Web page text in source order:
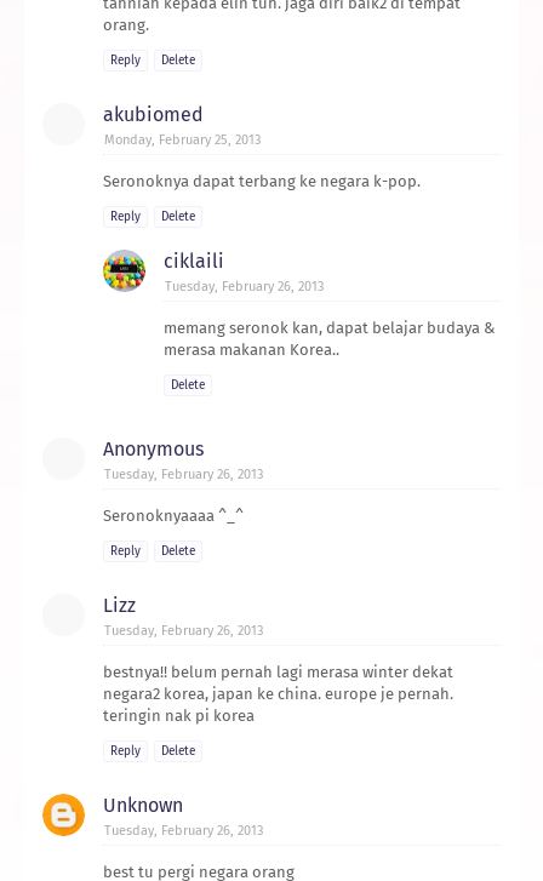
orang.
Reply Delete
akubiomed
Monday, February 25, 2013
Seronoknya dapat terbang ke negara k-pop.
Reply Delete
ciklaili
Tuesday, February 26, 2013
memang seronok kan, dapat belajar budaya &
merasa makanan Korea..
Delete
Anonymous
Tuesday, February 26, 2013
Seronoknyaaaa ^_^
Reply Delete
Lizz
Tuesday, February 26, 2013
bestnya!! belum pernah lagi merasa winter dekat
negara2 korea, japan ke china. europe je pernah.
teringin nak pi korea
Reply Delete
Unknown
Tuesday, February 26, 2013
best tu pergi negara orang